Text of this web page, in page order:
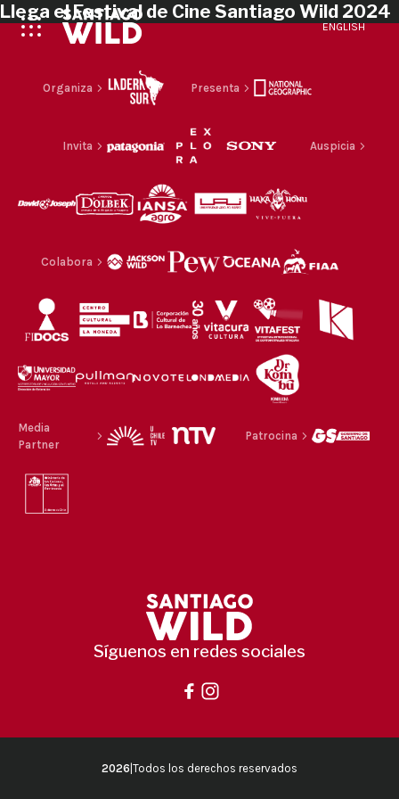
ENGLISH
Llega el Festival de Cine Santiago Wild 2024
Organiza Presenta
Invita Auspicia
Colabora
Media
Partner
Patrocina
Síguenos en redes sociales
2026 Todos los derechos reservados